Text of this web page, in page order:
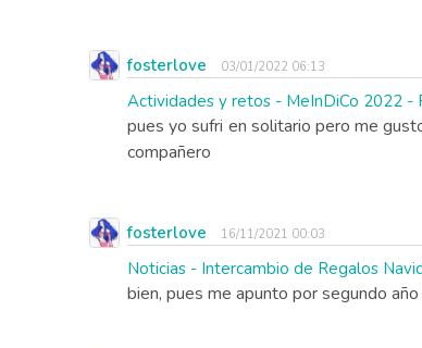
fosterlove 03/01/2022 06:13
Actividades y retos - MeInDiCo 2022 -
pues yo sufri en solitario pero me
compañero
fosterlove 16/11/2021 00:03
Noticias - Intercambio de Regalos
bien, pues me apunto por segundo año